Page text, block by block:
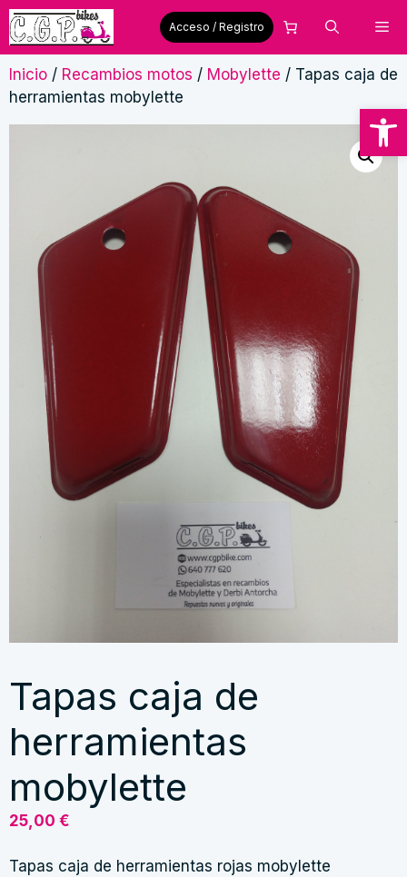
Abrir
Saltar
al
contenido
Acceso / Registro
Inicio / Recambios motos / Mobylette / Tapas caja de
herramientas mobylette
Tapas caja de
herramientas
mobylette
25,00 €
Tapas caja de herramientas rojas mobylette